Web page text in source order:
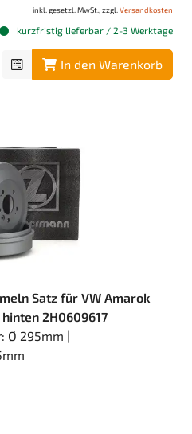
inkl. gesetzl. MwSt., zzgl. Versandkosten
kurzfristig lieferbar / 2-3 Werktage
In den Warenkorb
Satz für VW Amarok
2H0609617
Ø 295mm |